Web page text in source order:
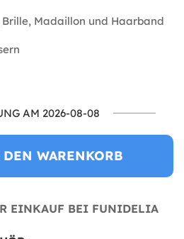
Brille, Madaillon und Haarband
AM 2026-08-08
WARENKORB
EINKAUF BEI FUNIDELIA